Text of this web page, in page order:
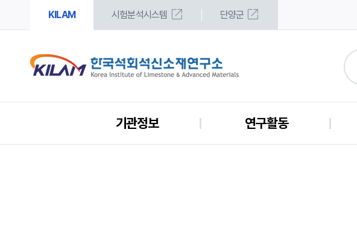
KILAM 시험분석시스템 open_in_new 단양군 open_in_new
기관정보 연구활동